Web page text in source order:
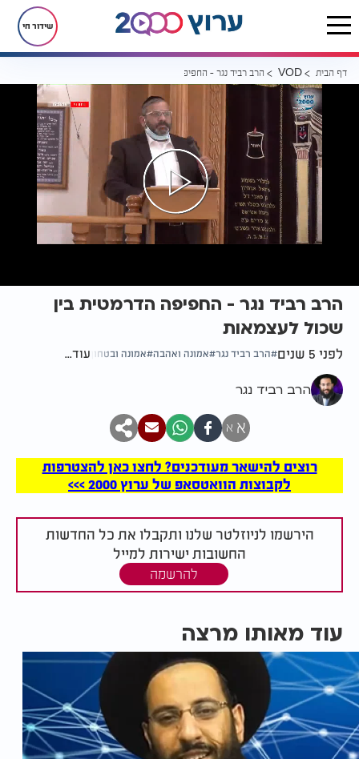
שידור חי
דף הבית VOD הרב רביד נגר - החפיפה הדרמטית בין שכול לעצמאות
הרב רביד נגר - החפיפה הדרמטית בין
שכול לעצמאות
לפני 5 שנים הרב רביד נגר אמונה ואהבה אמונה ובטחון עוד...
הרב רביד נגר
א א
רוצים להישאר מעודכנים? לחצו כאן להצטרפות
לקבוצות הוואטסאפ של ערוץ 2000 >>>
הירשמו לניוזלטר שלנו ותקבלו את כל החדשות
החשובות ישירות למייל
להרשמה
עוד מאותו מרצה